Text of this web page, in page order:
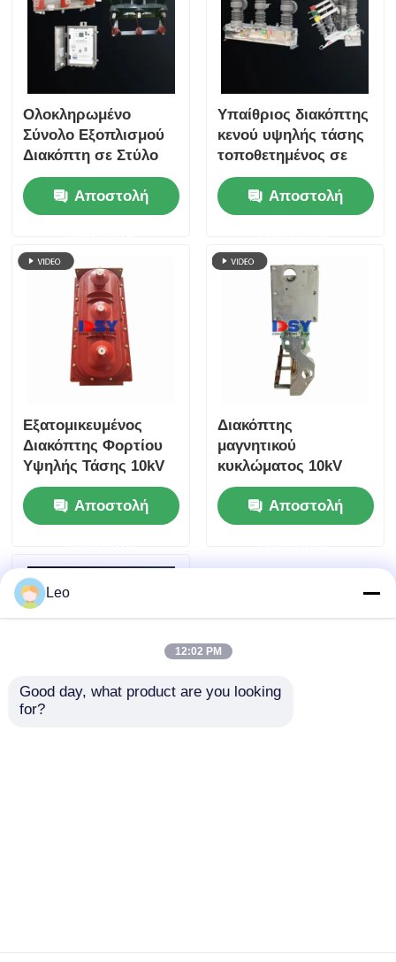
Διακόπτης υψηλής τάσης
Υπηρεσία διανομής χαμηλής τάσης
Κιβώτιο διανομής χαμηλής τάσης
Ολοκληρωμένο
Σύνολο Εξοπλισμού
Διακόπτη σε Στύλο
για Εξωτερική
Διανομή Μέσης
Τάσης
Αποστολή
Υπαίθριος διακόπτης
κενού υψηλής τάσης
τοποθετημένος σε
στύλο για δίκτυα
διανομής 12kV
Αποστολή
Εξατομικευμένος
Διακόπτης Φορτίου
Υψηλής Τάσης 10kV
για Μονάδα
ΔακτυλίουΑποστολή
Διακόπτης
μαγνητικού
κυκλώματος 10kV
12kV μόνιμου
μαγνήτη τριφασικός
για έξυπνο δίκτυο
Αποστολή
Leo
12:02 PM
Good day, what product are you looking
for?